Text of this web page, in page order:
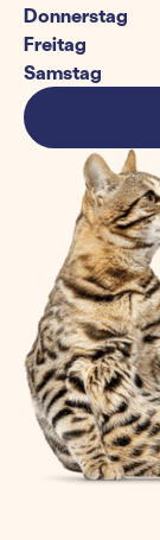
Donnerstag
Freitag
Samstag